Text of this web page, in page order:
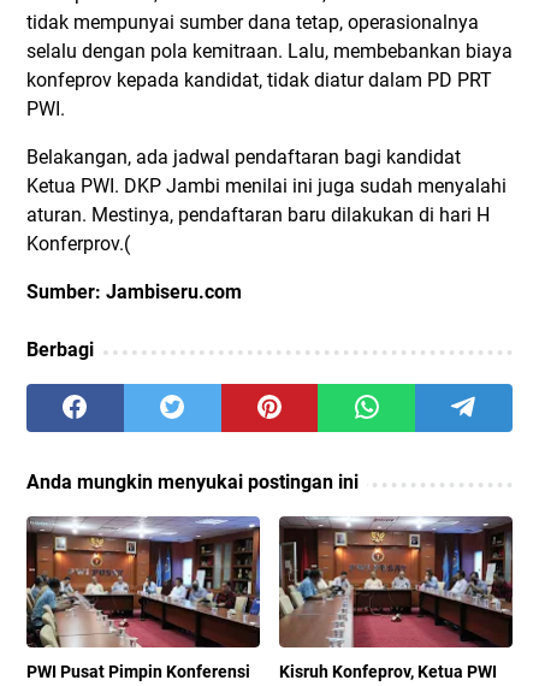
tidak mempunyai sumber dana tetap, operasionalnya
selalu dengan pola kemitraan. Lalu, membebankan biaya
konfeprov kepada kandidat, tidak diatur dalam PD PRT
PWI.
Belakangan, ada jadwal pendaftaran bagi kandidat
Ketua PWI. DKP Jambi menilai ini juga sudah menyalahi
aturan. Mestinya, pendaftaran baru dilakukan di hari H
Konferprov.(
Sumber: Jambiseru.com
Berbagi
Anda mungkin menyukai postingan ini
PWI Pusat Pimpin Konferensi
Kisruh Konfeprov, Ketua PWI